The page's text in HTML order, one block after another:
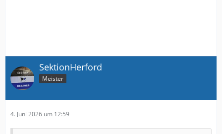
SektionHerford
Meister
4. Juni 2026 um 12:59